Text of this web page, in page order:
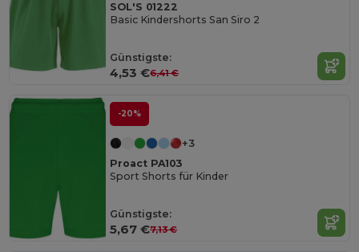
SOL'S 01222
Basic Kindershorts San Siro 2
Günstigste:
4,53 €6,41 €
-20%
+3
Proact PA103
Sport Shorts für Kinder
Günstigste:
5,67 €7,13 €